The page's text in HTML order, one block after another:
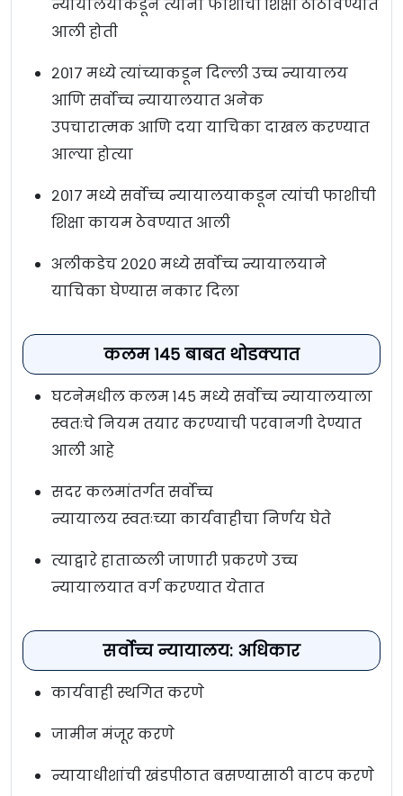
न्यायालयाकडून त्यांना फाशीची शिक्षा ठोठावण्यात
आली होती
२०१७ मध्ये त्यांच्याकडून दिल्ली उच्च न्यायालय
आणि सर्वोच्च न्यायालयात अनेक
उपचारात्मक आणि दया याचिका दाखल करण्यात
आल्या होत्या
२०१७ मध्ये सर्वोच्च न्यायालयाकडून त्यांची फाशीची
शिक्षा कायम ठेवण्यात आली
अलीकडेच २०२० मध्ये सर्वोच्च न्यायालयाने
याचिका घेण्यास नकार दिला
कलम १४५ बाबत थोडक्यात
घटनेमधील कलम १४५ मध्ये सर्वोच्च न्यायालयाला
स्वतःचे नियम तयार करण्याची परवानगी देण्यात
आली आहे
सदर कलमांतर्गत सर्वोच्च
न्यायालय स्वतःच्या कार्यवाहीचा निर्णय घेते
त्याद्वारे हाताळली जाणारी प्रकरणे उच्च
न्यायालयात वर्ग करण्यात येतात
सर्वोच्च न्यायालय: अधिकार
कार्यवाही स्थगित करणे
जामीन मंजूर करणे
न्यायाधीशांची खंडपीठात बसण्यासाठी वाटप करणे